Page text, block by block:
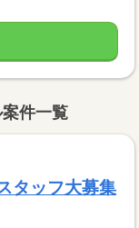
件一覧
タッフ大募集